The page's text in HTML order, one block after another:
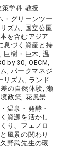
学科 教授
・グリーンツー
ズム, 国立公園
を含むアジア
息づく資産と持
巨樹・巨木, 温
by 30, OECM,
, パークマネジ
リズム, ランド
の自然体験, 瀬
政策, 花風景
温泉・発酵・
資源を活かし
り、フェノロ
風景の関わり
野武先生の環